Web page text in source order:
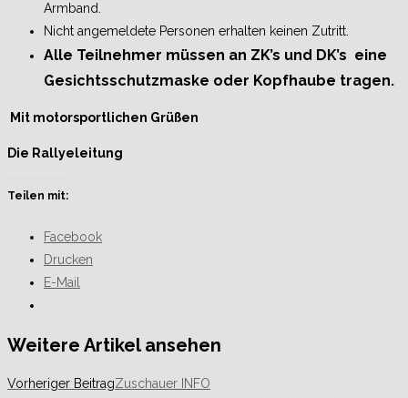
Armband.
Nicht angemeldete Personen erhalten keinen Zutritt.
Alle Teilnehmer müssen an ZK’s und DK’s eine
Gesichtsschutzmaske oder Kopfhaube tragen.
Mit motorsportlichen Grüßen
Die Rallyeleitung
Teilen mit:
Facebook
Drucken
E-Mail
Weitere Artikel ansehen
Vorheriger BeitragZuschauer INFO